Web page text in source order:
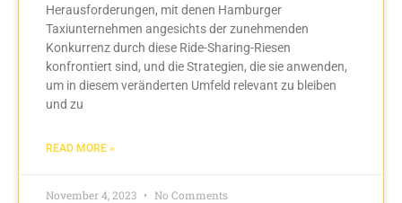
Herausforderungen, mit denen Hamburger
Taxiunternehmen angesichts der zunehmenden
Konkurrenz durch diese Ride-Sharing-Riesen
konfrontiert sind, und die Strategien, die sie anwenden,
um in diesem veränderten Umfeld relevant zu bleiben
und zu
READ MORE »
November 4, 2023 No Comments